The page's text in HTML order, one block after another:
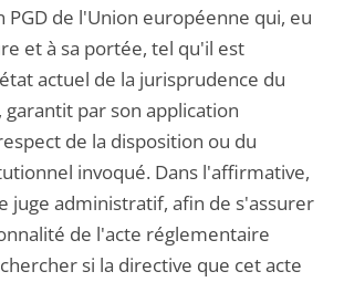
PGD de l'Union européenne qui, eu
et à sa portée, tel qu'il est
actuel de la jurisprudence du
garantit par son application
de la disposition ou du
invoqué. Dans l'affirmative,
juge administratif, afin de s'assurer
de l'acte réglementaire
si la directive que cet acte